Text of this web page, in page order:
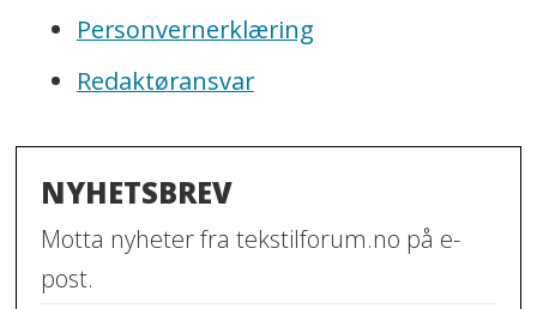
Personvernerklæring
Redaktøransvar
NYHETSBREV
Motta nyheter fra tekstilforum.no på e-
post.